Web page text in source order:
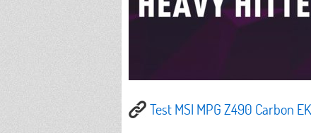
Test MSI MPG Z490 Carbon